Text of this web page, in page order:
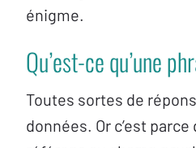
énigme.
Qu’est-ce qu’une
Toutes sortes de
données. Or c’est